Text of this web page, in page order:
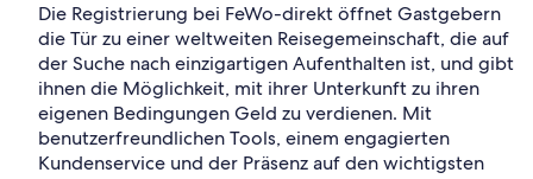
Die Registrierung bei FeWo-direkt öffnet Gastgebern
die Tür zu einer weltweiten Reisegemeinschaft, die auf
der Suche nach einzigartigen Aufenthalten ist, und gibt
ihnen die Möglichkeit, mit ihrer Unterkunft zu ihren
eigenen Bedingungen Geld zu verdienen. Mit
benutzerfreundlichen Tools, einem engagierten
Kundenservice und der Präsenz auf den wichtigsten